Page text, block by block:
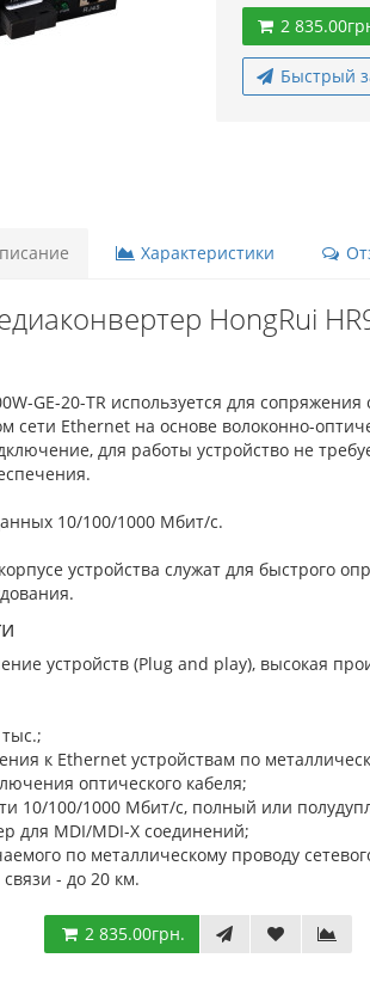
2
Быстрый
Характеристики
HongRui
GE-20-TR используется для
сети Ethernet на основе волоконно-
для работы устройство не
10/100/1000 Мбит/с.
устройства служат для быстрого
устройств (Plug and play), высокая
к Ethernet устройствам по
оптического кабеля;
10/100/1000 Мбит/с, полный или
для MDI/MDI-X соединений;
по металлическому проводу
- до 20 км.
2 835.00грн.